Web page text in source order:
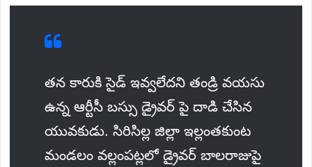
తన కారుకి సైడ్ ఇవ్వలేదని తండ్రి వయసు
ఉన్న ఆర్టీసీ బస్సు డ్రైవర్ పై దాడి చేసిన
యువకుడు. సిరిసిల్ల జిల్లా ఇల్లంతకుంట
మండలం వల్లంపట్లలో డ్రైవర్ బాలరాజుపై